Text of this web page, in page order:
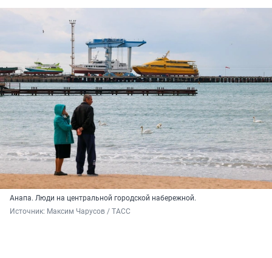
Анапа. Люди на центральной городской набережной.
Источник: Максим Чарусов / ТАСС